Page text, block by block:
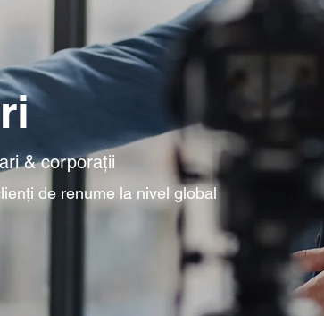
& corporații
de renume la nivel global